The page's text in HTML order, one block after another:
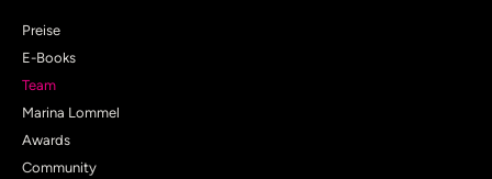
Preise
E-Books
Team
Marina Lommel
Awards
Community